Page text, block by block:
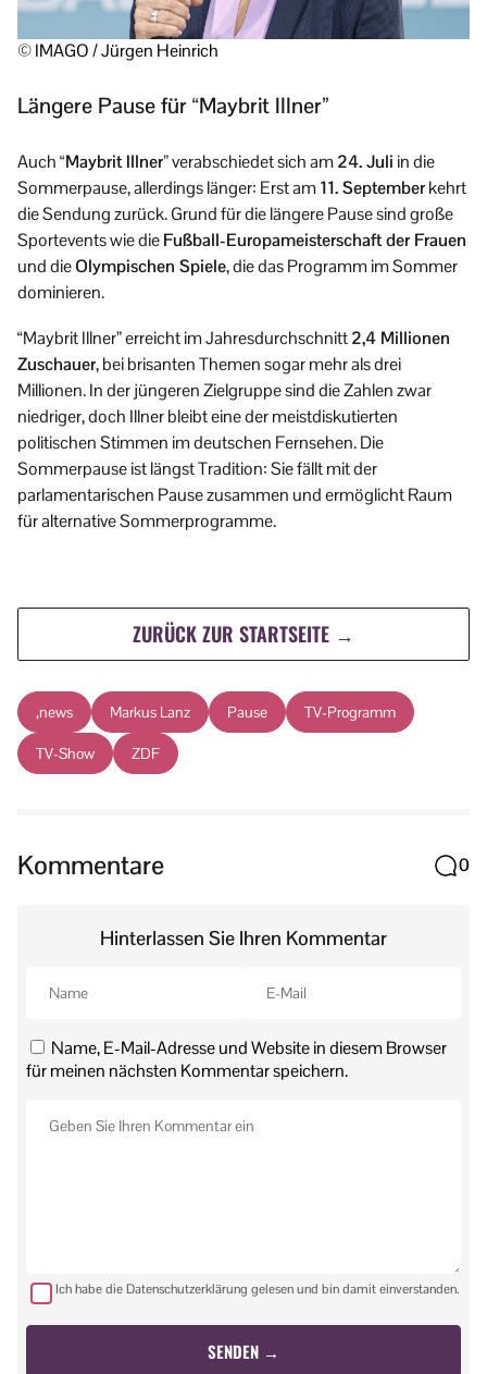
© IMAGO / Jürgen Heinrich
Längere Pause für “Maybrit Illner”
Auch“Maybrit Illner”verabschiedet sich am24. Juli in die
Sommerpause, allerdings länger: Erst am11. Septemberkehrt
die Sendung zurück. Grund für die längere Pause sind große
Sportevents wie dieFußball-Europameisterschaft der Frauen
und dieOlympischen Spiele, die das Programm im Sommer
dominieren.
“Maybrit Illner” erreicht im Jahresdurchschnitt2,4 Millionen
Zuschauer, bei brisanten Themen sogar mehr als drei
Millionen. In der jüngeren Zielgruppe sind die Zahlen zwar
niedriger, doch Illner bleibt eine der meistdiskutierten
politischen Stimmen im deutschen Fernsehen. Die
Sommerpause ist längst Tradition: Sie fällt mit der
parlamentarischen Pause zusammen und ermöglicht Raum
für alternative Sommerprogramme.
ZURÜCK ZUR STARTSEITE →
,news Markus Lanz Pause TV-Programm
TV-Show ZDF
Kommentare 0
Hinterlassen Sie Ihren Kommentar
Name, E-Mail-Adresse und Website in diesem Browser
für meinen nächsten Kommentar speichern.
Ich habe die Datenschutzerklärung gelesen und bin damit einverstanden.